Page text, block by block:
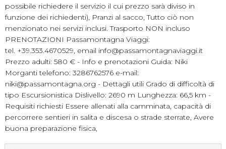
possibile richiedere il servizio il cui prezzo sarà diviso in
funzione dei richiedenti), Pranzi al sacco, Tutto ciò non
menzionato nei servizi inclusi. Trasporto NON incluso
PRENOTAZIONI Passamontagna Viaggi:
tel. +39.353.4670529, email info@passamontagnaviaggi.it
Prezzo adulti: 580 € - Info e prenotazioni Guida: Niki
Morganti telefono: 3286762576 e-mail:
niki@passamontagna.org - Dettagli utili Grado di difficoltà di
tipo Escursionistica Dislivello: 2690 m Lunghezza: 66,5 km -
Requisiti richiesti Essere allenati alla camminata, capacità di
percorrere sentieri in salita e discesa o strade sterrate, Avere
buona preparazione fisica,